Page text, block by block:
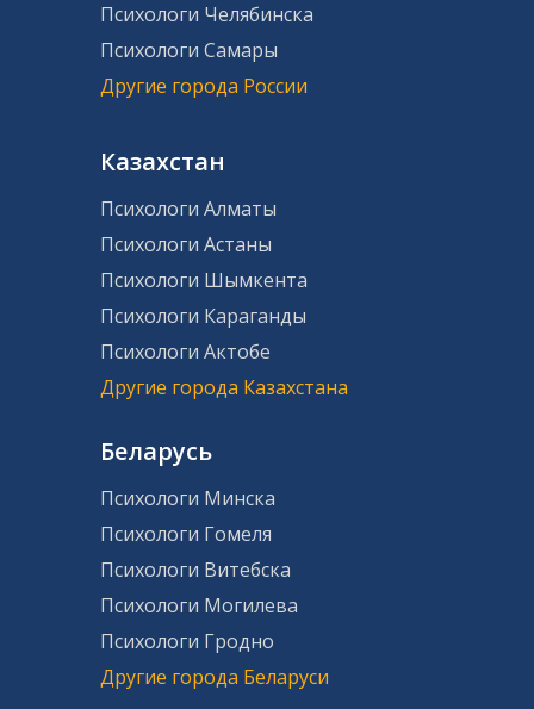
Психологи Челябинска
Психологи Самары
Другие города России
Казахстан
Психологи Алматы
Психологи Астаны
Психологи Шымкента
Психологи Караганды
Психологи Актобе
Другие города Казахстана
Беларусь
Психологи Минска
Психологи Гомеля
Психологи Витебска
Психологи Могилева
Психологи Гродно
Другие города Беларуси